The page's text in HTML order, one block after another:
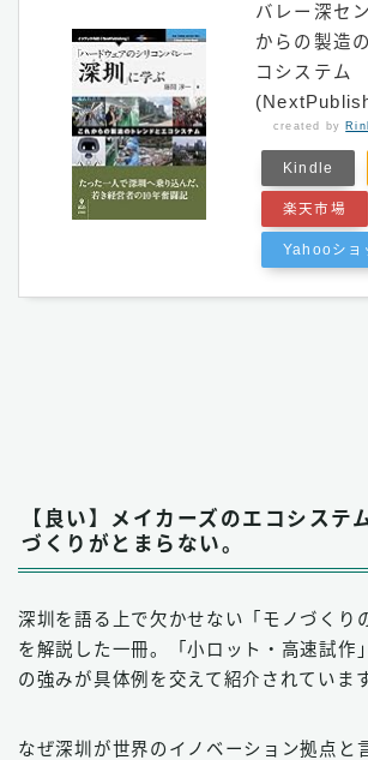
バレー深セ
からの製造
コシステム
created by
Kindle
楽天市場
Yahooショ
【良い】メイカーズのエコシス
づくりがとまらない。
深圳を語る上で欠かせない「モノづくり
を解説した一冊。「小ロット・高速試作
の強みが具体例を交えて紹介されています
なぜ深圳が世界のイノベーション拠点と